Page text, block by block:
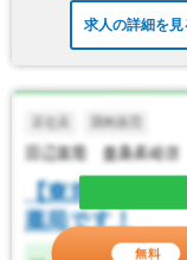
求人の詳細を見